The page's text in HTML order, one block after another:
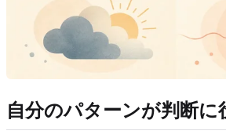
自分のパターンが判断に